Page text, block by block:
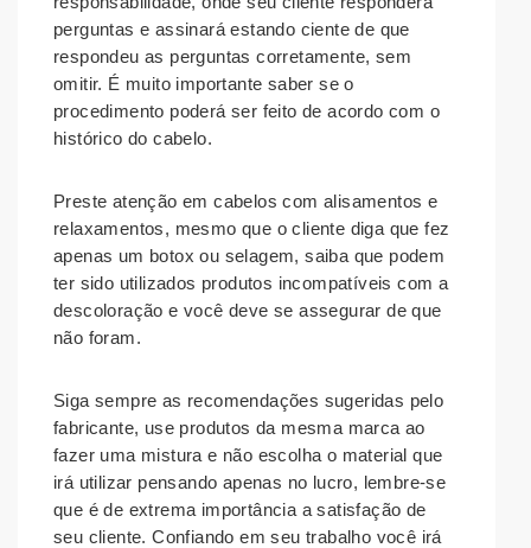
perguntas e assinará estando ciente de que
respondeu as perguntas corretamente, sem
omitir. É muito importante saber se o
procedimento poderá ser feito de acordo com o
histórico do cabelo.
Preste atenção em cabelos com alisamentos e
relaxamentos, mesmo que o cliente diga que fez
apenas um botox ou selagem, saiba que podem
ter sido utilizados produtos incompatíveis com a
descoloração e você deve se assegurar de que
não foram.
Siga sempre as recomendações sugeridas pelo
fabricante, use produtos da mesma marca ao
fazer uma mistura e não escolha o material que
irá utilizar pensando apenas no lucro, lembre-se
que é de extrema importância a satisfação de
seu cliente. Confiando em seu trabalho você irá